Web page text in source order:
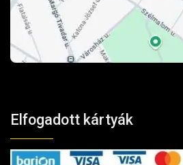
Elfogadott kártyák